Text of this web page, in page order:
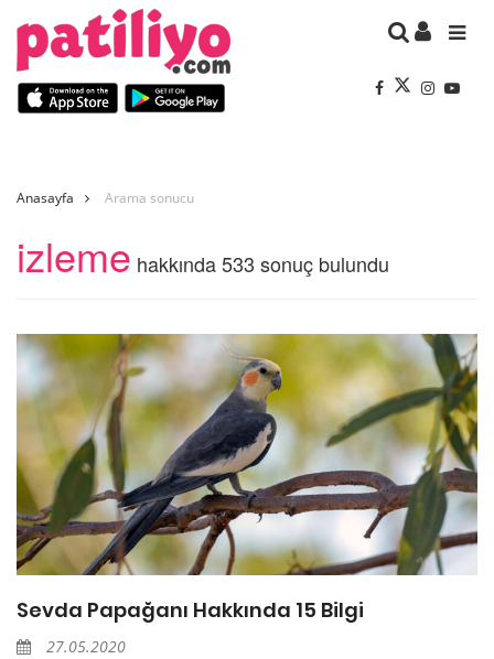
Anasayfa Arama sonucu
izleme hakkında 533 sonuç bulundu
Sevda Papağanı Hakkında 15 Bilgi
27.05.2020